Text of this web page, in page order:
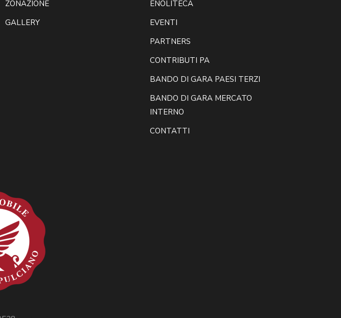
ZONAZIONE
GALLERY
ENOLITECA
EVENTI
PARTNERS
CONTRIBUTI PA
BANDO DI GARA PAESI TERZI
BANDO DI GARA MERCATO
INTERNO
CONTATTI